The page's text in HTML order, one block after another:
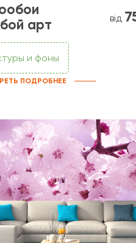
арт
від
и фоны
ПОДРОБНЕЕ